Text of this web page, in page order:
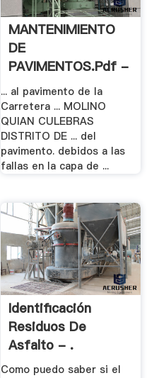
MANTENIMIENTO
DE
PAVIMENTOS.pdf -
.
... al pavimento de la
Carretera ... MOLINO
QUIAN CULEBRAS
DISTRITO DE ... del
pavimento. debidos a las
fallas en la capa de ...
Identificación
Residuos De
Asfalto - .
Como puedo saber si el